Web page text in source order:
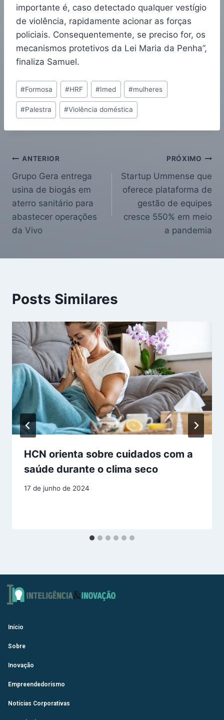
importante é, caso detectado qualquer vestígio
de violência, rapidamente acionar as forças
policiais. Consequentemente, se preciso for, os
mecanismos protetivos da Lei Maria da Penha”,
finaliza Samuel.
#Formosa #HRF #Imed #mulheres
#Palestra #Violência doméstica
ANTERIOR
Grupo Gera entrega
usina de biogás em
aterro sanitário para
abastecer operações
da Vivo
PRÓXIMO
Startup Ummense que
oferece plataforma de
gestão de equipes
cresce 550% em meio
a pandemia
Posts Similares
HCN orienta sobre cuidados com a
saúde durante o clima seco
17 de junho de 2024
Início
Sobre
Inovação
Empreendedorismo
Notícias Corporativas